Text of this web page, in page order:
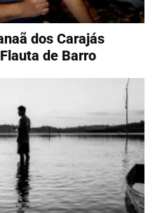
dos Carajás
de Barro